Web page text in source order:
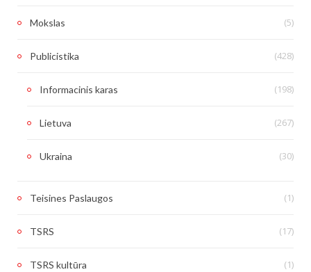
Mokslas (5)
Publicistika (428)
Informacinis karas (198)
Lietuva (267)
Ukraina (30)
Teisines Paslaugos (1)
TSRS (17)
TSRS kultūra (1)